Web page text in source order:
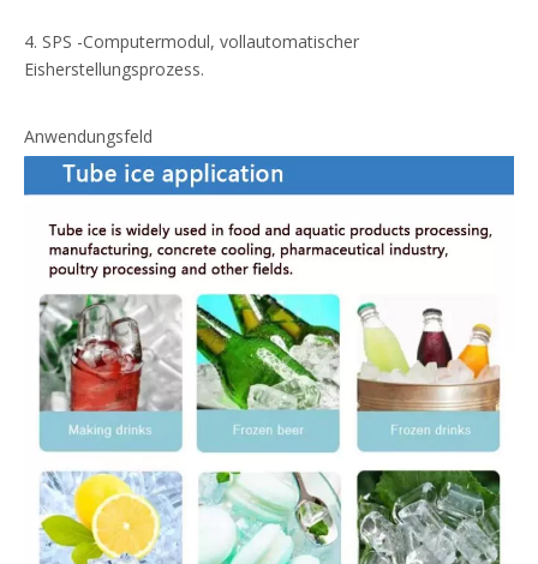
4. SPS -Computermodul, vollautomatischer
Eisherstellungsprozess.
Anwendungsfeld